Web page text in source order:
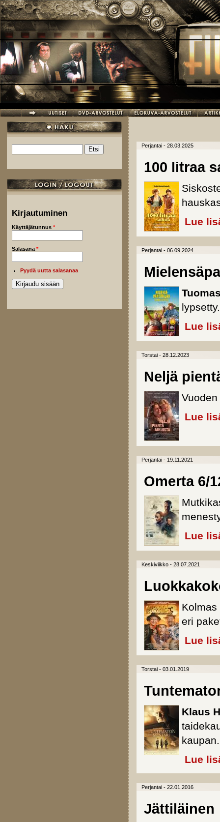
Hyppää pääsisältöön
Hakulomake
Kirjautuminen
Käyttäjätunnus *
Salasana *
Pyydä uutta salasanaa
Perjantai - 28.03.2025
100 litraa
Lue
Perjantai - 06.09.2024
lypsetty.
Lue
Torstai - 28.12.2023
Neljä
Lue
Perjantai - 19.11.2021
Omerta 6/
Lue
Keskiviikko - 28.07.2021
eri
Lue
Torstai - 03.01.2019
Klaus
kaupan.
Lue
Perjantai - 22.01.2016
Jättiläinen